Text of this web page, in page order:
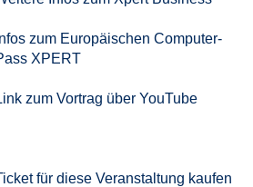
Infos zum Europäischen Computer-
XPERT
zum Vortrag über YouTube
für diese Veranstaltung kaufen